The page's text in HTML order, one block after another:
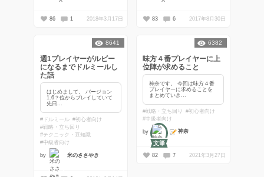
86 1 2018年3月17日 83 6 2017年8月30日
週1プレイヤーがルビー
になるまでドルミールし
た話
はじめまして。 バージョン
1.6？位からプレイしていて
先日...
#ドルミール #初心者向け
#戦略・立ち回り
#テクニック・豆知識
#中級者向け
by 米のささやき
8641
味方４番プレイヤーに上
位陣が求めること
神奈です。 今回は味方４番
プレイヤーに求めることを
まとめていき...
#戦略・立ち回り
#初心者向け
#中級者向け
by
文筆
神奈
6382
82 7 2021年3月27日